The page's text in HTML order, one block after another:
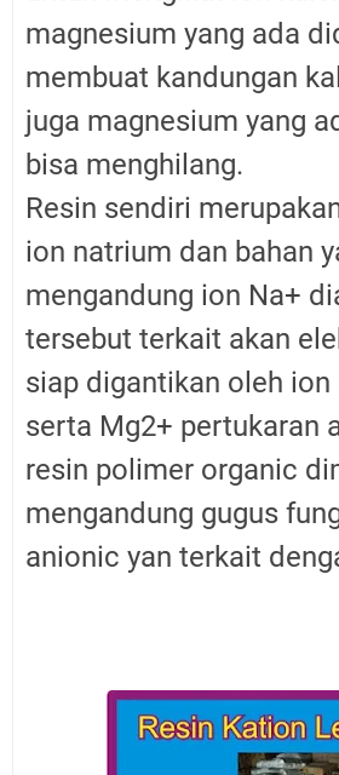
magnesium yang ada
membuat kandungan
juga magnesium yang
bisa menghilang.
Resin sendiri
ion natrium dan bahan
mengandung ion Na+
tersebut terkait akan
siap digantikan oleh ion
serta Mg2+ pertukaran
resin polimer organic
mengandung gugus
anionic yan terkait